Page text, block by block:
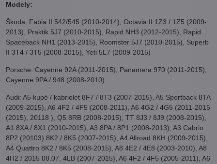
Modely:
Škoda: Fabia II 542/545 (2010-2014), Octavia II 1Z3 / 1Z5 (2009-
2013), Praktik 5J7 (2010-2015), Rapid NH3 (2012-2015), Rapid
Spaceback NH1 (2013-2015), Roomster 5J7 (2010-2015), Superb
II 3T4 / 3T5 (2008-2015), Yeti 5L7 (2009-2015)
Porsche: Cayenne 92A (2011-2015), Panamera 970 (2011-2015),
Cayenne 9PA / 948 (2008-2010)
Audi: A5 kupé / kabriolet 8F7 / 8T3 (2007-2015), A5 Sportback 8TA
(2009-2015), A6 4F2 / 4F5 (2008-2011), A6 4G2 / 4G5 (2011-2015
(2015), 20118 ), Q5 8RB (2008-2015), TT 8J3 / 8J9 (2008-2015),
A1 8XA / 8X1 (2010-2015), A3 8PA / 8P1 (2008-2013), A3 Cabrio
8P2 (20103) 8K2 / 8K5 (2007-2015), A4 Allroad 8KH (2009-2015),
A4 Quattro 8K2 / 8K5 (2008-2015), A8 4E2 / 4E8 (2003-2010), A8
4H2 / 2015 08.07. 4LB (2007-2015), A6 4F2 / 4F5 (2005-2011), A6